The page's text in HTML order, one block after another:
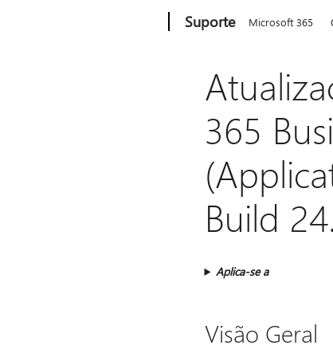
Suporte Microsoft 365
365
Build
Aplica-se a
Visão Geral